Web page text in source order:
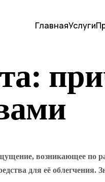
ГлавнаяУслуги
возникающее по
для её облегчения.